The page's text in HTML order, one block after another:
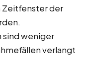
Zeitfenster der
sind weniger
verlangt